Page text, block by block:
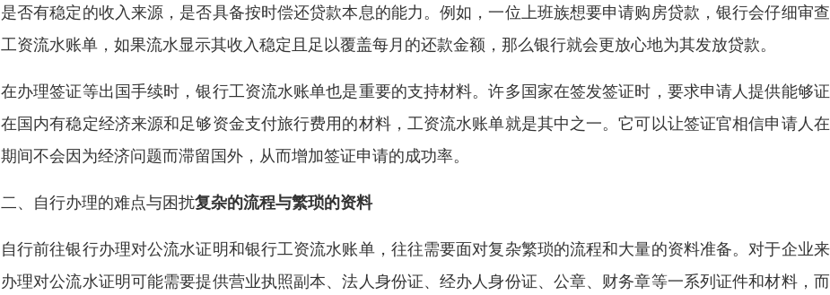
是否有稳定的收入来源，是否具备按时偿还贷款本息的能力。例如，一位上班族想要申请购房贷款，银行会仔细审
工资流水账单，如果流水显示其收入稳定且足以覆盖每月的还款金额，那么银行就会更放心地为其发放贷款。
在办理签证等出国手续时，银行工资流水账单也是重要的支持材料。许多国家在签发签证时，要求申请人提供能够
在国内有稳定经济来源和足够资金支付旅行费用的材料，工资流水账单就是其中之一。它可以让签证官相信申请人
期间不会因为经济问题而滞留国外，从而增加签证申请的成功率。
二、自行办理的难点与困扰复杂的流程与繁琐的资料
自行前往银行办理对公流水证明和银行工资流水账单，往往需要面对复杂繁琐的流程和大量的资料准备。对于企业
办理对公流水证明可能需要提供营业执照副本、法人身份证、经办人身份证、公章、财务章等一系列证件和材料，